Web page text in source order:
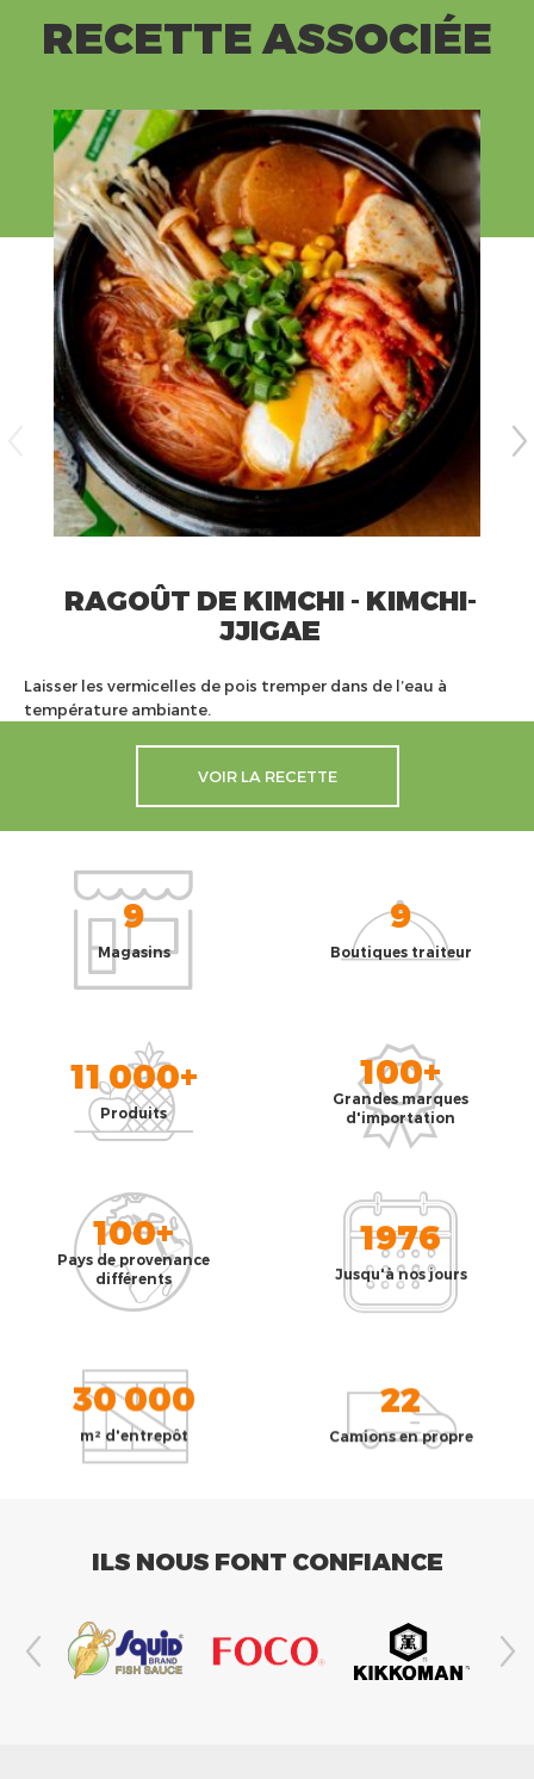
RECETTE ASSOCIÉE
RAGOÛT DE KIMCHI - KIMCHI-
JJIGAE
Laisser les vermicelles de pois tremper dans de l’eau à
température ambiante.
VOIR LA RECETTE
9
Magasins
9
Boutiques traiteur
11 000+
Produits
100+
Grandes marques
d'importation
100+
Pays de provenance
différents
1976
Jusqu'à nos jours
30 000
m² d'entrepôt
22
Camions en propre
ILS NOUS FONT CONFIANCE